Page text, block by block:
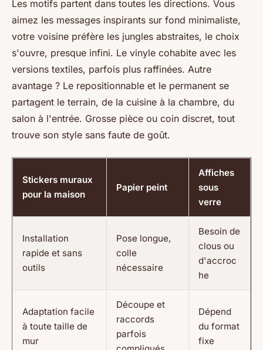
Les motifs partent dans toutes les directions. Vous
aimez les messages inspirants sur fond minimaliste,
votre voisine préfère les jungles abstraites, le choix
s'ouvre, presque infini. Le vinyle cohabite avec les
versions textiles, parfois plus raffinées. Autre
avantage ? Le repositionnable et le permanent se
partagent le terrain, de la cuisine à la chambre, du
salon à l'entrée. Grosse pièce ou coin discret, tout
trouve son style sans faute de goût.
Stickers muraux
pour la maison
Papier peint
Affiches
sous
verre
Installation
rapide et sans
outils
Pose longue,
colle
nécessaire
Besoin de
clous ou
d'accroc
he
Adaptation facile
à toute taille de
mur
Découpe et
raccords
parfois
Dépend
du format
fixe